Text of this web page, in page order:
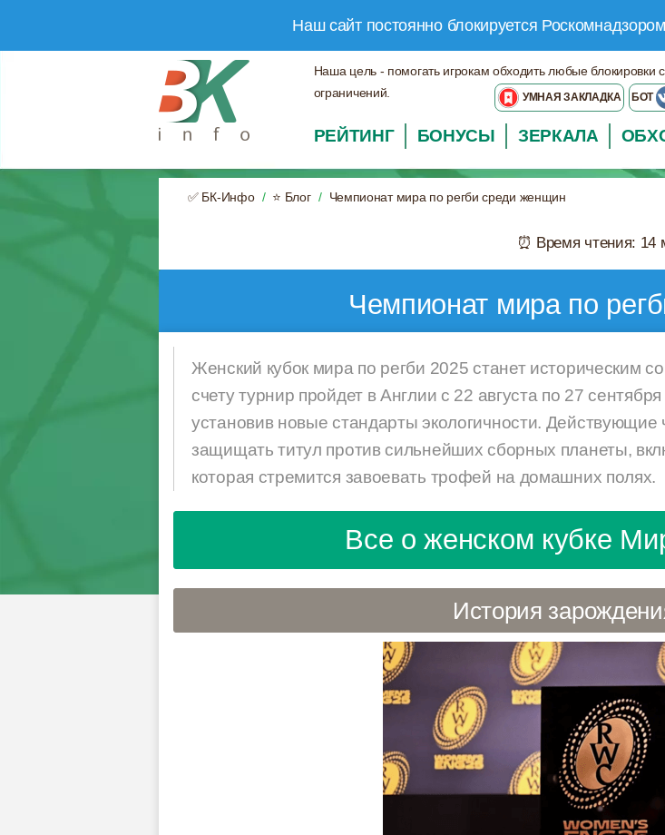
Наш сайт постоянно блокируется
Наша цель - помогать игрокам обходить любые блокировки
ограничений.
БОТ
УМНАЯ ЗАКЛАДКА
РЕЙТИНГ БОНУСЫ ЗЕРКАЛА
✅ БК-Инфо ⭐ Блог Чемпионат мира по регби среди женщин
⏰ Время чтения: 14
Чемпионат мира по
Женский кубок мира по регби 2025 станет историческим
счету турнир пройдет в Англии с 22 августа по 27
установив новые стандарты экологичности.
защищать титул против сильнейших сборных планеты,
которая стремится завоевать трофей на домашних полях.
Все о женском кубке
История